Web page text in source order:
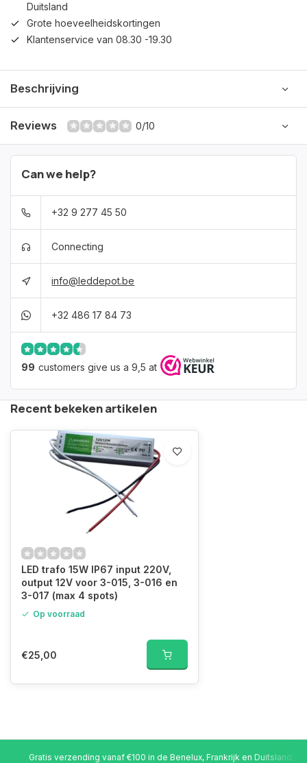
Duitsland
Grote hoeveelheidskortingen
Klantenservice van 08.30 -19.30
Beschrijving
Reviews 0/10
Can we help?
+32 9 277 45 50
Connecting
info@leddepot.be
+32 486 17 84 73
99 customers give us a 9,5 at
Recent bekeken artikelen
LED trafo 15W IP67 input 220V,
output 12V voor 3-015, 3-016 en
3-017 (max 4 spots)
Op voorraad
€25,00
Gratis verzending vanaf €100 in de Benelux, Frankrijk en Duitsland